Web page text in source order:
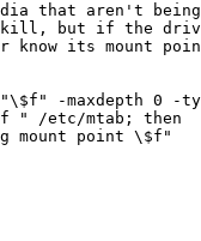
that aren't
but if the
know its mount
-maxdepth 0 -
" /etc/mtab; then
mount point \$f"